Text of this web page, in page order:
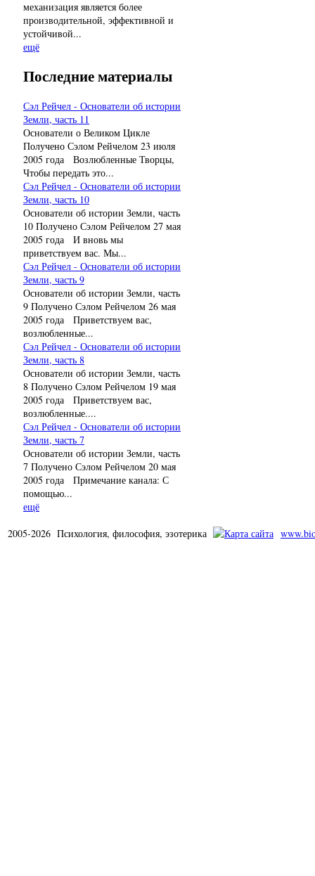
механизация является более
производительной, эффективной и
устойчивой...
ещё
Последние материалы
Сэл Рейчел - Основатели об истории
Земли, часть 11
Основатели о Великом Цикле
Получено Сэлом Рейчелом 23 июля
2005 года Возлюбленные Творцы,
Чтобы передать это...
Сэл Рейчел - Основатели об истории
Земли, часть 10
Основатели об истории Земли, часть
10 Получено Сэлом Рейчелом 27 мая
2005 года И вновь мы
приветствуем вас. Мы...
Сэл Рейчел - Основатели об истории
Земли, часть 9
Основатели об истории Земли, часть
9 Получено Сэлом Рейчелом 26 мая
2005 года Приветствуем вас,
возлюбленные...
Сэл Рейчел - Основатели об истории
Земли, часть 8
Основатели об истории Земли, часть
8 Получено Сэлом Рейчелом 19 мая
2005 года Приветствуем вас,
возлюбленные....
Сэл Рейчел - Основатели об истории
Земли, часть 7
Основатели об истории Земли, часть
7 Получено Сэлом Рейчелом 20 мая
2005 года Примечание канала: С
помощью...
ещё
2005-2026 Психология, философия, эзотерика